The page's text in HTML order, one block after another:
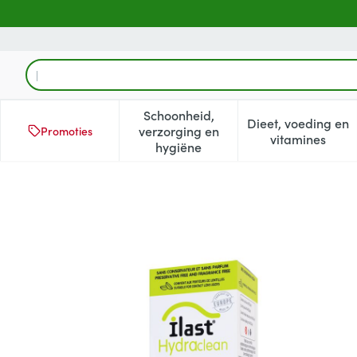
Product, merk, categorie...
Promoties
Schoonheid,
verzorging en
hygiëne
Toon submenu voor
Dieet, voeding en
vitamines
Toon